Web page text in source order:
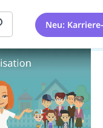
Neu: